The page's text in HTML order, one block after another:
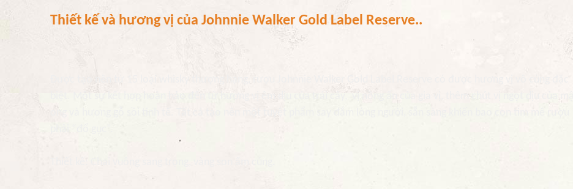
Thiết kế và hương vị của Johnnie Walker Gold Label Reserve..
biệt. Một sự kết hợp hoàn hảo đến từ hương vị êm dịu của trái cây, vị nồng ấn của gia vị, thêm chút vị ngọt dịu của mật
ong và hương gỗ sồi tinh tế. Tất cả tạo nên một tuyệt phẩm say đắm lòng người, sẵn sàng khiến bao con tim mê rượu